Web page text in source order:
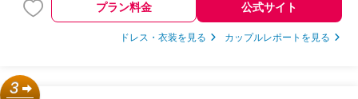
プラン料金 公式サイト
ドレス・衣装を見る カップルレポートを見る
3